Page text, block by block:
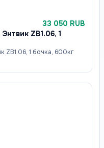
33 050 RUB
ZB1.06, 1
ZB1.06, 1 бочка, 600кг